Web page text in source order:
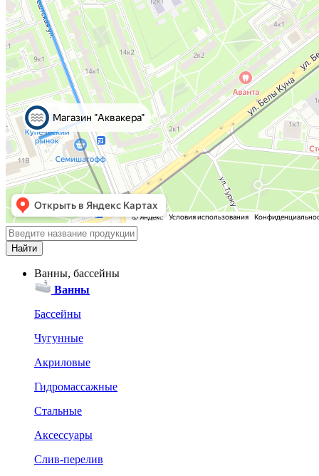
Ванны, бассейны
Ванны
Бассейны
Чугунные
Акриловые
Гидромассажные
Стальные
Аксессуары
Слив-перелив